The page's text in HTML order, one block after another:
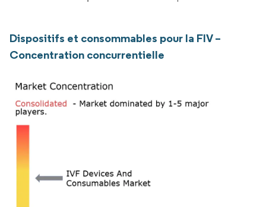
Dispositifs et consommables pour la FIV –
Concentration concurrentielle